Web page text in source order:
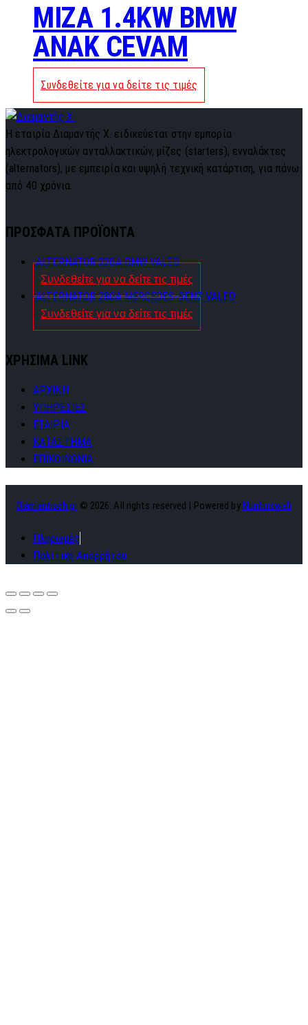
MIZA 1.4KW BMW
ANAK CEVAM
Συνδεθείτε για να δείτε τις τιμές
Η εταιρία Διαμαντής Χ. ειδικεύεται στην εμπορία
ηλεκτρολογικών ανταλλακτικών, μίζες (starters), ενναλάκτες
(alternators), με εμπειρία και υψηλή τεχνική κατάρτιση, για πάνω
από 40 χρόνια.
ΠΡΟΣΦΑΤΑ ΠΡΟΪΟΝΤΑ
ALTERNATOR 220A BMW VALEO
Συνδεθείτε για να δείτε τις τιμές
ALTERNATOR 280A MERCEDES-BENZ VALEO
Συνδεθείτε για να δείτε τις τιμές
ΧΡΗΣΙΜΑ LINK
ΑΡΧΙΚΗ
ΥΠΗΡΕΣΙΕΣ
ΕΤΑΙΡΙΑ
ΚΑΤΑΣΤΗΜΑ
ΕΠΙΚΟΙΝΩΝΙΑ
Diamantisch.gr © 2026. All rights reserved | Powered by Nuntiusweb
Πληρωμές
Πολιτική Απορρήτου